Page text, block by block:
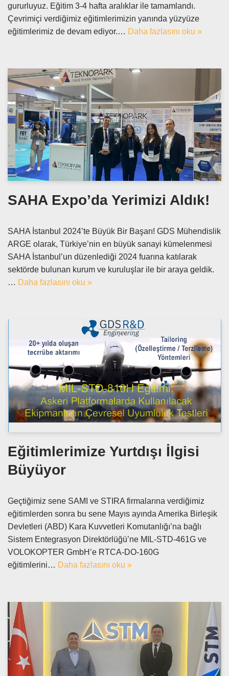
gururluyuz. Eğitim 3-4 hafta aralıklar ile tamamlandı.
Çevrimiçi verdiğimiz eğitimlerimizin yanında yüzyüze
eğitimlerimiz de devam ediyor.… Daha fazlasını oku »
SAHA Expo’da Yerimizi Aldık!
SAHA İstanbul 2024’te Büyük Bir Başarı! GDS Mühendislik
ARGE olarak, Türkiye’nin en büyük sanayi kümelenmesi
SAHA İstanbul’un düzenlediği 2024 fuarına katılarak
sektörde bulunan kurum ve kuruluşlar ile bir araya geldik.
… Daha fazlasını oku »
Eğitimlerimize Yurtdışı İlgisi
Büyüyor
Geçtiğimiz sene SAMI ve STIRA firmalarına verdiğimiz
eğitimlerden sonra bu sene Mayıs ayında Amerika Birleşik
Devletleri (ABD) Kara Kuvvetleri Komutanlığı’na bağlı
Sistem Entegrasyon Direktörlüğü’ne MIL-STD-461G ve
VOLOKOPTER GmbH’e RTCA-DO-160G
eğitimlerini… Daha fazlasını oku »